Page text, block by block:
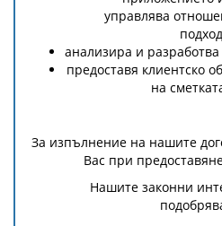
управлява
анализира и разработва
предоставя клиентско
на
За изпълнение на нашите
Вас при
Нашите законни